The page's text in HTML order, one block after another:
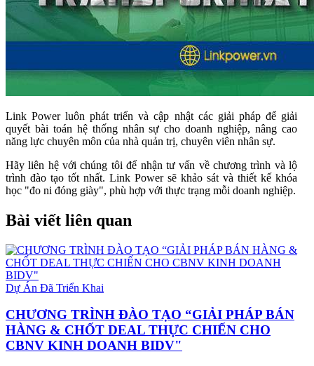
Link Power luôn phát triển và cập nhật các giải pháp để giải
quyết bài toán hệ thống nhân sự cho doanh nghiệp, nâng cao
năng lực chuyên môn của nhà quản trị, chuyên viên nhân sự.
Hãy liên hệ với chúng tôi để nhận tư vấn về chương trình và lộ
trình đào tạo tốt nhất. Link Power sẽ khảo sát và thiết kế khóa
học "đo ni đóng giày", phù hợp với thực trạng mỗi doanh nghiệp.
Bài viết liên quan
Dự Án Đã Triển Khai
CHƯƠNG TRÌNH ĐÀO TẠO “GIẢI PHÁP BÁN
HÀNG & CHỐT DEAL THỰC CHIẾN CHO
CBNV KINH DOANH BIDV"